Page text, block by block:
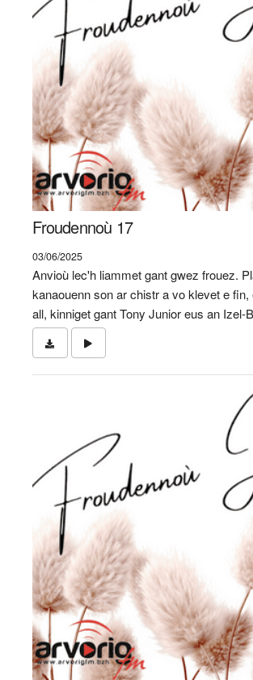
Froudennoù 17
03/06/2025
Anvioù lec'h liammet gant gwez frouez.
kanaouenn son ar chistr a vo klevet e fin,
all, kinniget gant Tony Junior eus an Izel-